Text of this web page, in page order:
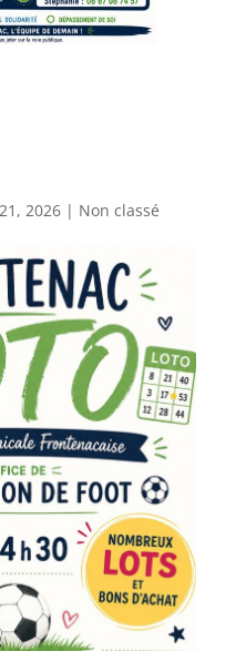
2026| Non classé